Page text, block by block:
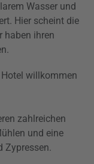
Wasser und
Hier scheint die
haben ihren
willkommen
zahlreichen
und eine
Zypressen.